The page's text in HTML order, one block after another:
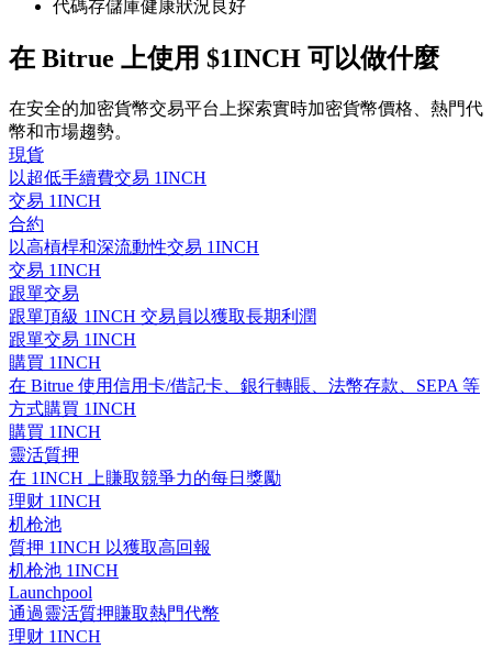
合約指南
合約功能使用指南
交易策略
學習如何保持盈利
理財
代碼存儲庫健康狀況良好
在 Bitrue 上使用 $1INCH 可以做什麼
在安全的加密貨幣交易平台上探索實時加密貨幣價格、熱門代
幣和市場趨勢。
現貨
以超低手續費交易 1INCH
交易 1INCH
合約
以高槓桿和深流動性交易 1INCH
交易 1INCH
跟單交易
跟單頂級 1INCH 交易員以獲取長期利潤
跟單交易 1INCH
購買 1INCH
在 Bitrue 使用信用卡/借記卡、銀行轉賬、法幣存款、SEPA 等
方式購買 1INCH
購買 1INCH
靈活質押
在 1INCH 上賺取競爭力的每日獎勵
理财 1INCH
机枪池
質押 1INCH 以獲取高回報
机枪池 1INCH
Launchpool
通過靈活質押賺取熱門代幣
理财 1INCH